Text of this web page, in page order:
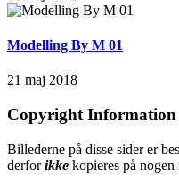
Modelling By M 01
21 maj 2018
Copyright Information
Billederne på disse sider er
derforikke kopieres på nogen